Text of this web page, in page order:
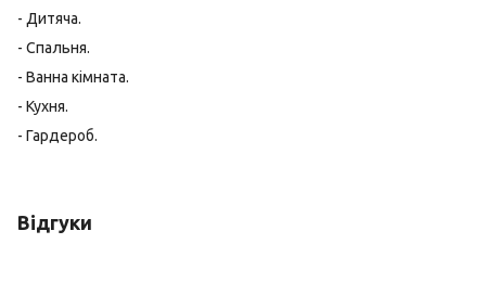
- Дитяча.
- Спальня.
- Ванна кімната.
- Кухня.
- Гардероб.
Відгуки